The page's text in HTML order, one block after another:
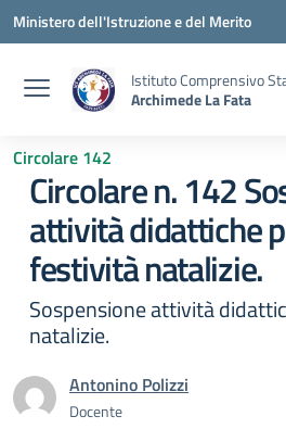
Vai ai contenuti
Vai al menu di navigazione
Vai al footer
Ministero dell'Istruzione e del Merito
Istituto Comprensivo
Archimede La Fata
Circolare 142
Circolare n. 142
attività didattiche
festività natalizie.
Sospensione attività
natalizie.
Antonino Polizzi
Docente